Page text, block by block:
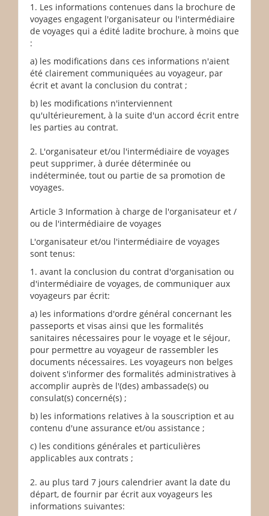
1. Les informations contenues dans la brochure de
voyages engagent l'organisateur ou l'intermédiaire
de voyages qui a édité ladite brochure, à moins que
:
a) les modifications dans ces informations n'aient
été clairement communiquées au voyageur, par
écrit et avant la conclusion du contrat ;
b) les modifications n'interviennent
qu'ultérieurement, à la suite d'un accord écrit entre
les parties au contrat.
2. L'organisateur et/ou l'intermédiaire de voyages
peut supprimer, à durée déterminée ou
indéterminée, tout ou partie de sa promotion de
voyages.
Article 3 Information à charge de l'organisateur et /
ou de l'intermédiaire de voyages
L'organisateur et/ou l'intermédiaire de voyages
sont tenus:
1. avant la conclusion du contrat d'organisation ou
d'intermédiaire de voyages, de communiquer aux
voyageurs par écrit:
a) les informations d'ordre général concernant les
passeports et visas ainsi que les formalités
sanitaires nécessaires pour le voyage et le séjour,
pour permettre au voyageur de rassembler les
documents nécessaires. Les voyageurs non belges
doivent s'informer des formalités administratives à
accomplir auprès de l'(des) ambassade(s) ou
consulat(s) concerné(s) ;
b) les informations relatives à la souscription et au
contenu d'une assurance et/ou assistance ;
c) les conditions générales et particulières
applicables aux contrats ;
2. au plus tard 7 jours calendrier avant la date du
départ, de fournir par écrit aux voyageurs les
informations suivantes: